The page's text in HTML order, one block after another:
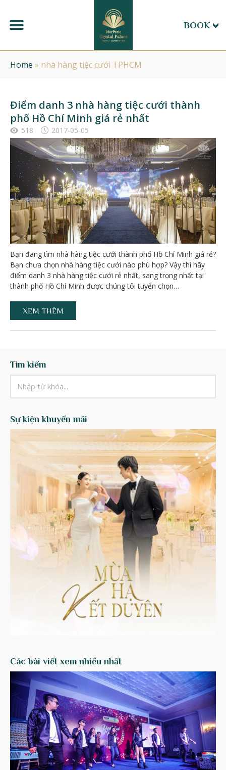
BOOK
Home » nhà hàng tiệc cưới TPHCM
Điểm danh 3 nhà hàng tiệc cưới thành
phố Hồ Chí Minh giá rẻ nhất
518 2017-05-05
Bạn đang tìm nhà hàng tiệc cưới thành phố Hồ Chí Minh giá rẻ?
Bạn chưa chọn nhà hàng tiệc cưới nào phù hợp? Vậy thì hãy
điểm danh 3 nhà hàng tiệc cưới rẻ nhất, sang trọng nhất tại
thành phố Hồ Chí Minh được chúng tôi tuyển chọn…
XEM THÊM
Tìm kiếm
Sự kiện khuyến mãi
Các bài viết xem nhiều nhất